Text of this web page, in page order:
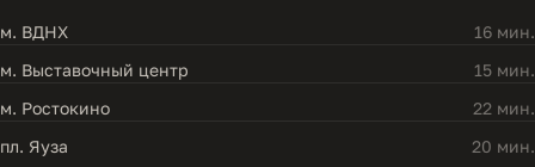
м. ВДНХ
16 мин.
м. Выставочный центр
15 мин.
м. Ростокино
22 мин.
пл. Яуза
20 мин.